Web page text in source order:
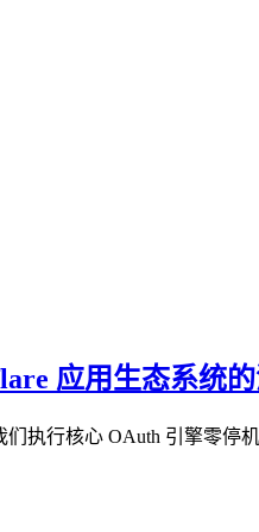
应用生态系统
执行核心 OAuth 引擎零停